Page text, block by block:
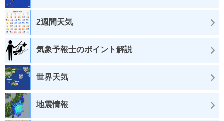
2週間天気
気象予報士のポイント解説
世界天気
地震情報